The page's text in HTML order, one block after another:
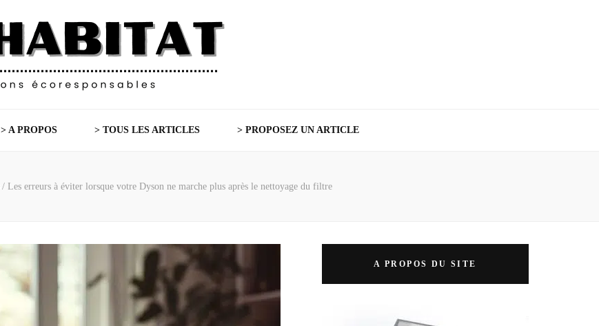
> A PROPOS > TOUS LES ARTICLES > PROPOSEZ UN ARTICLE
/ Les erreurs à éviter lorsque votre Dyson ne marche plus après le nettoyage du filtre
A PROPOS DU SITE